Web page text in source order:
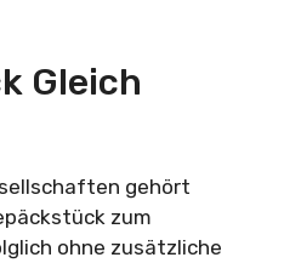
Gleich
gehört
zum
ohne zusätzliche